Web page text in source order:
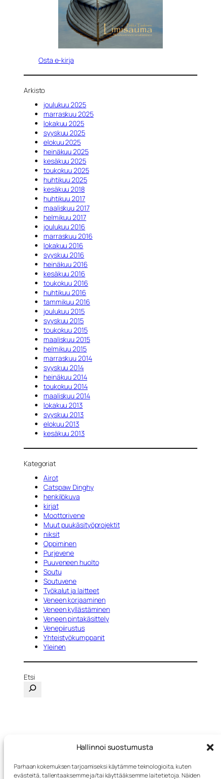
Hallinnoi suostumusta
Parhaan kokemuksen tarjoamiseksi käytämme teknologioita, kuten
evästeitä, tallentaaksemme ja/tai käyttääksemme laitetietoja. Näiden
Osta e-kirja
Arkisto
joulukuu 2025
marraskuu 2025
lokakuu 2025
syyskuu 2025
elokuu 2025
heinäkuu 2025
kesäkuu 2025
toukokuu 2025
huhtikuu 2025
kesäkuu 2018
huhtikuu 2017
maaliskuu 2017
helmikuu 2017
joulukuu 2016
marraskuu 2016
lokakuu 2016
syyskuu 2016
heinäkuu 2016
kesäkuu 2016
toukokuu 2016
huhtikuu 2016
tammikuu 2016
joulukuu 2015
syyskuu 2015
toukokuu 2015
maaliskuu 2015
helmikuu 2015
marraskuu 2014
syyskuu 2014
heinäkuu 2014
toukokuu 2014
maaliskuu 2014
lokakuu 2013
syyskuu 2013
elokuu 2013
kesäkuu 2013
Kategoriat
Airot
Catspaw Dinghy
henkilökuva
kirjat
Moottorivene
Muut puukäsityöprojektit
niksit
Oppiminen
Purjevene
Puuveneen huolto
Soutu
Soutuvene
Työkalut ja laitteet
Veneen korjaaminen
Veneen kyllästäminen
Veneen pintakäsittely
Venepiirustus
Yhteistyökumppanit
Yleinen
Etsi
Seuraava sivu